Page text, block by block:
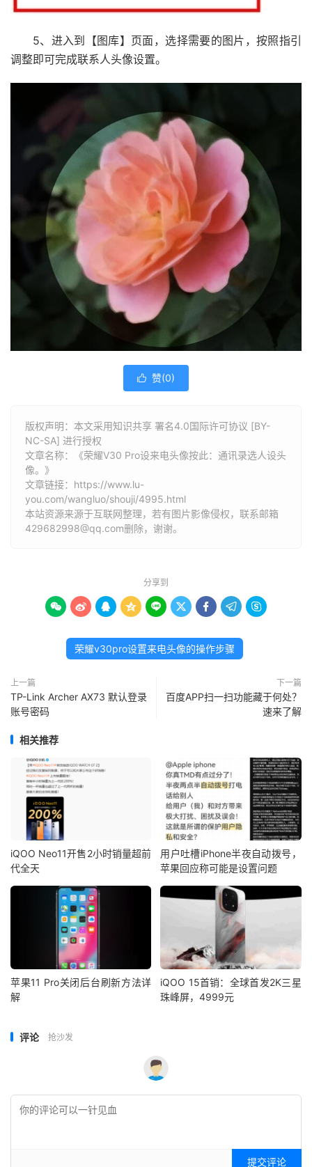
5、进入到【图库】页面，选择需要的图片，按照指引
调整即可完成联系人头像设置。
 赞(0)
版权声明：本文采用知识共享 署名4.0国际许可协议 [BY-
NC-SA] 进行授权
文章名称：《荣耀V30 Pro设来电头像按此：通讯录选人设头
像。》
文章链接： https://www.lu-
you.com/wangluo/shouji/4995.html
本站资源来源于互联网整理，若有图片影像侵权，联系邮箱
429682998@qq.com删除，谢谢。
分享到
        
荣耀v30pro设置来电头像的操作步骤
上一篇
TP-Link Archer AX73 默认登录
账号密码
下一篇
百度APP扫一扫功能藏于何处？
速来了解
相关推荐
iQOO Neo11开售2小时销量超前
代全天
用户吐槽iPhone半夜自动拨号，
苹果回应称可能是设置问题
苹果11 Pro关闭后台刷新方法详
解
iQOO 15首销：全球首发2K三星
珠峰屏，4999元
评论 抢沙发
提交评论